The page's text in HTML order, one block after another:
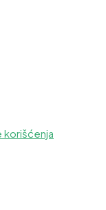
korišćenja